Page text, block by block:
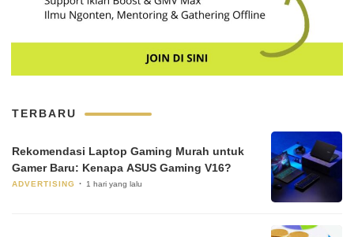
TERBARU
Rekomendasi Laptop Gaming Murah untuk
Gamer Baru: Kenapa ASUS Gaming V16?
ADVERTISING 1 hari yang lalu